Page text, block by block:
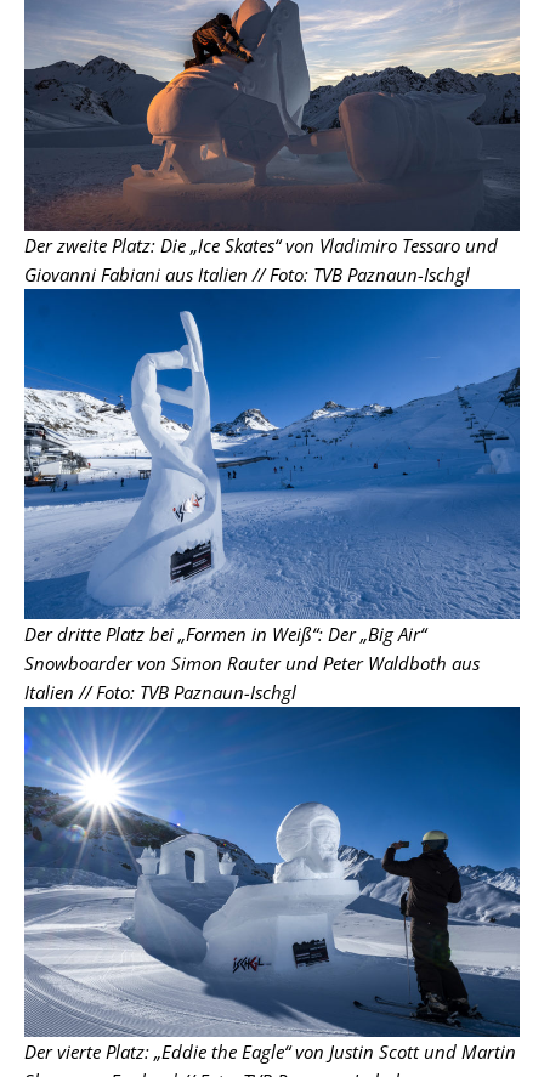
Der zweite Platz: Die „Ice Skates“ von Vladimiro Tessaro und
Giovanni Fabiani aus Italien // Foto: TVB Paznaun-Ischgl
Der dritte Platz bei „Formen in Weiß“: Der „Big Air“
Snowboarder von Simon Rauter und Peter Waldboth aus
Italien // Foto: TVB Paznaun-Ischgl
Der vierte Platz: „Eddie the Eagle“ von Justin Scott und Martin